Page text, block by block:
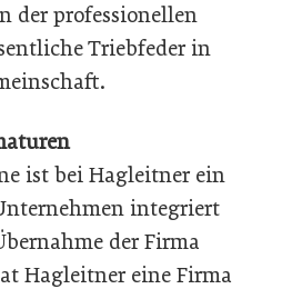
der professionellen
Triebfeder in
ist bei Hagleitner ein
integriert
der Firma
Hagleitner eine Firma